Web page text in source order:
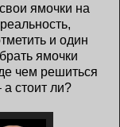
ямочки на
и один
ямочки
чем решиться
стоит ли?